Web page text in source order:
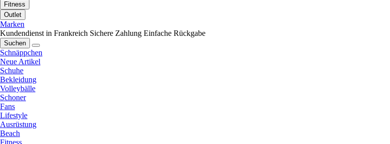
Fitness
Outlet
Marken
Kundendienst in Frankreich Sichere Zahlung Einfache Rückgabe
Suchen
Schnäppchen
Neue Artikel
Schuhe
Bekleidung
Volleybälle
Schoner
Fans
Lifestyle
Ausrüstung
Beach